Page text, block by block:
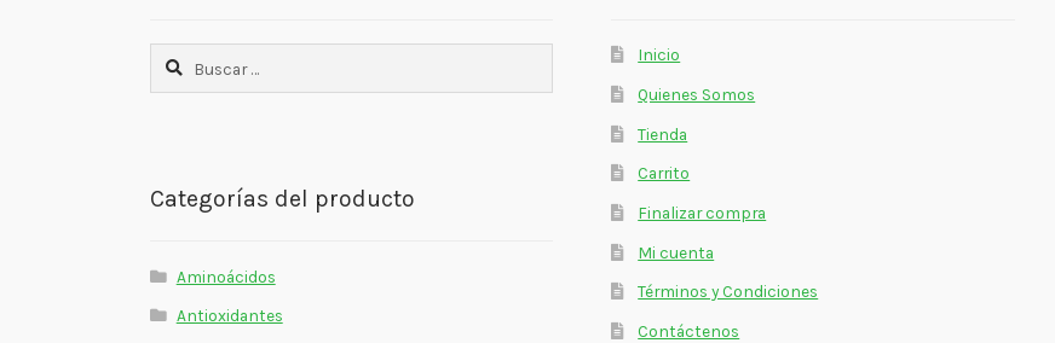
Buscar:
Categorías del producto
Aminoácidos
Antioxidantes
Inicio
Quienes Somos
Tienda
Carrito
Finalizar compra
Mi cuenta
Términos y Condiciones
Contáctenos